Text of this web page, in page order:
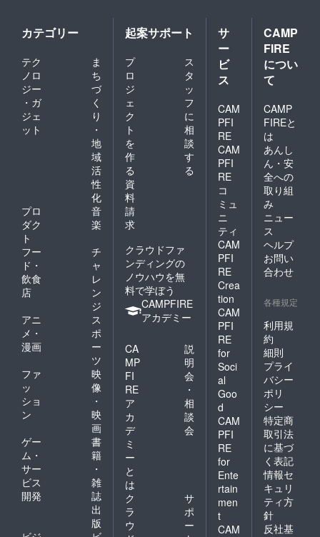
で、満
足度向
上のた
め２名
様まで
とさせ
て頂き
れ以上
にご提
供出来
る可能
性もご
ざいま
す。こ
総数の
確定に
つきま
して
は、ク
ラウド
ファン
ディン
グ終了
後、ご
登録頂
いてい
るメー
ルアド
レス宛
にご連
て頂き
ます。
お願い
いたし
ます。
カテゴリー
テク
ノロ
ジー
・ガ
ジェ
ット
ま
ち
づ
く
り
・
地
域
活
性
化
プロ
ダク
ト
音
楽
フー
ド・
飲食
店
チ
ャ
レ
ン
ジ
アニ
メ・
漫画
ス
ポ
ー
ツ
ファ
ッ
ショ
ン
映
像
・
映
画
ゲー
ム・
サー
ビス
開発
書
籍
・
雑
誌
出
版
起案サポート
プ
ロ
ジ
ェ
ク
ト
を
作
る
ス
タ
ッ
フ
に
相
談
す
る
資
料
請
求
クラウドファ
ンディングの
ノウハウを無
料で学ぼう
CAMPFIRE
アカデミー
CA
MP
FI
RE
ア
カ
デ
ミ
ー
と
は
説
明
会
・
相
談
会
ク
ラ
ウ
サ
ポ
ー
サ
ー
ビ
ス
CAM
PFI
RE
CAM
PFI
RE
コ
ミュ
ニ
ティ
CAM
PFI
RE
Crea
tion
CAM
PFI
RE
for
Soci
al
Goo
d
CAM
PFI
RE
for
Ente
rtain
men
t
CAM
CAMP
FIRE
につい
て
CAMP
FIREと
は
あんし
ん・安
全への
取り組
み
ニュー
ス
ヘルプ
お問い
合わせ
各種規定
利用規
約
細則
プライ
バシー
ポリ
シー
特定商
取引法
に基づ
く表記
情報セ
キュリ
ティ方
針
反社基